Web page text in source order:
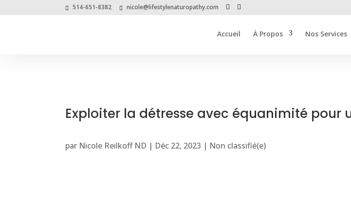
514-651-8382 nicole@lifestylenaturopathy.com
Accueil À Propos Nos Services
Exploiter la détresse avec équanimité
par Nicole Reilkoff ND | Déc 22, 2023 | Non classifié(e)